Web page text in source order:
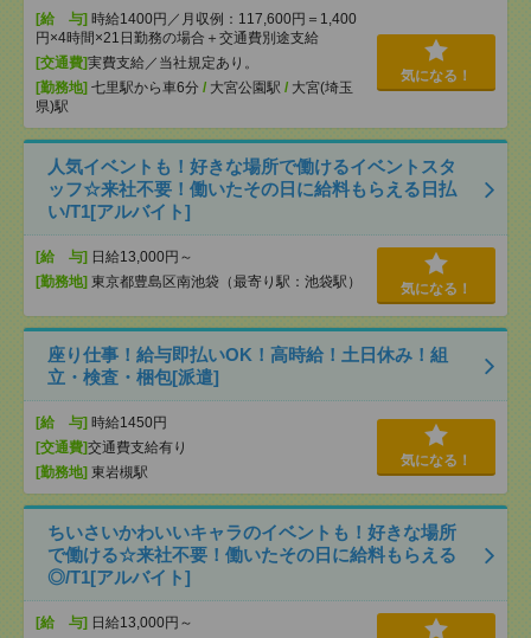
[給 与] 時給1400円／月収例：117,600円＝1,400
円×4時間×21日勤務の場合＋交通費別途支給
[交通費]実費支給／当社規定あり。
[勤務地] 七里駅から車6分 / 大宮公園駅 / 大宮(埼玉
県)駅
気になる！
人気イベントも！好きな場所で働けるイベントスタ
ッフ☆来社不要！働いたその日に給料もらえる日払
い/T1[アルバイト]
[給 与] 日給13,000円～
[勤務地] 東京都豊島区南池袋（最寄り駅：池袋駅） 気になる！
座り仕事！給与即払いOK！高時給！土日休み！組
立・検査・梱包[派遣]
[給 与] 時給1450円
[交通費]交通費支給有り
[勤務地] 東岩槻駅
気になる！
ちいさいかわいいキャラのイベントも！好きな場所
で働ける☆来社不要！働いたその日に給料もらえる
◎/T1[アルバイト]
[給 与] 日給13,000円～